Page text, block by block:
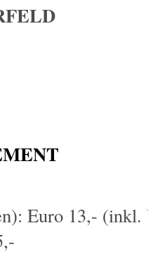
Euro 13,- (inkl.